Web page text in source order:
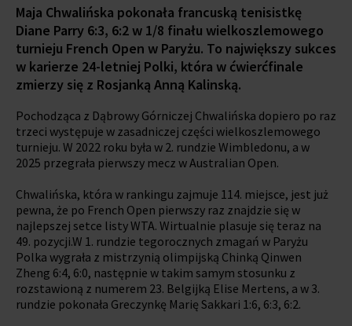
Maja Chwalińska pokonała francuską tenisistkę
Diane Parry 6:3, 6:2 w 1/8 finału wielkoszlemowego
turnieju French Open w Paryżu. To największy sukces
w karierze 24-letniej Polki, która w ćwierćfinale
zmierzy się z Rosjanką Anną Kalinską.
Pochodząca z Dąbrowy Górniczej Chwalińska dopiero po raz
trzeci występuje w zasadniczej części wielkoszlemowego
turnieju. W 2022 roku była w 2. rundzie Wimbledonu, a w
2025 przegrała pierwszy mecz w Australian Open.
Chwalińska, która w rankingu zajmuje 114. miejsce, jest już
pewna, że po French Open pierwszy raz znajdzie się w
najlepszej setce listy WTA. Wirtualnie plasuje się teraz na
49. pozycji.W 1. rundzie tegorocznych zmagań w Paryżu
Polka wygrała z mistrzynią olimpijską Chinką Qinwen
Zheng 6:4, 6:0, następnie w takim samym stosunku z
rozstawioną z numerem 23. Belgijką Elise Mertens, a w 3.
rundzie pokonała Greczynkę Marię Sakkari 1:6, 6:3, 6:2.